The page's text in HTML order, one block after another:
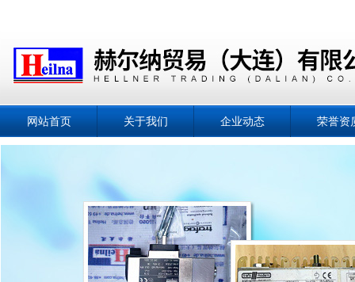
网站首页 关于我们 企业动态 荣誉资